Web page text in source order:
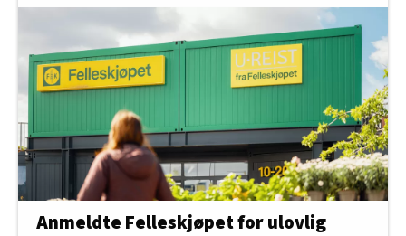
Anmeldte Felleskjøpet for ulovlig